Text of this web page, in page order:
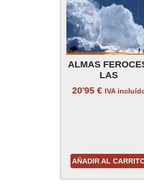
ALMAS
LAS
20'95 € IVA
AÑADIR AL